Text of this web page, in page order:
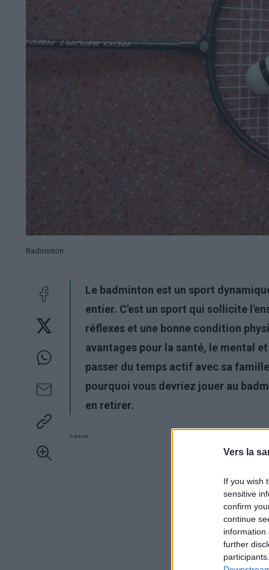
Vers la
If you wish
sensitive
confirm
continue
information
further
Badminton
Le badminton est un sport
entier. C'est un sport qui sollicite
réflexes et une bonne condition
avantages pour la santé, le mental
passer du temps actif avec sa
pourquoi vous devriez jouer au
en retirer.
Publicité: